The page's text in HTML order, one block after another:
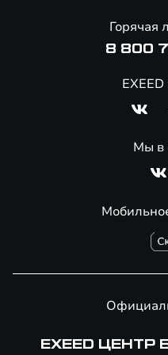
Горячая
8 800
EXEED
Мы в
EXEED